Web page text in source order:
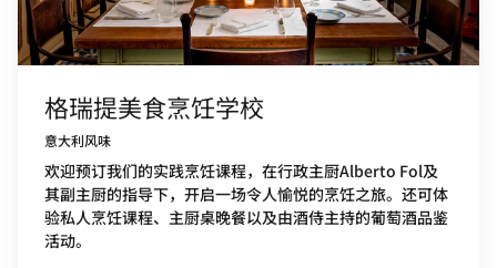
格瑞提美食烹饪学校
意大利风味
欢迎预订我们的实践烹饪课程，在行政主厨Alberto Fol及
其副主厨的指导下，开启一场令人愉悦的烹饪之旅。还可体
验私人烹饪课程、主厨桌晚餐以及由酒侍主持的葡萄酒品鉴
活动。